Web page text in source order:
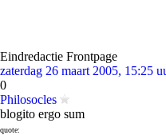
Eindredactie Frontpage
zaterdag 26 maart 2005, 15:25
0
Philosocles
blogito ergo sum
quote: